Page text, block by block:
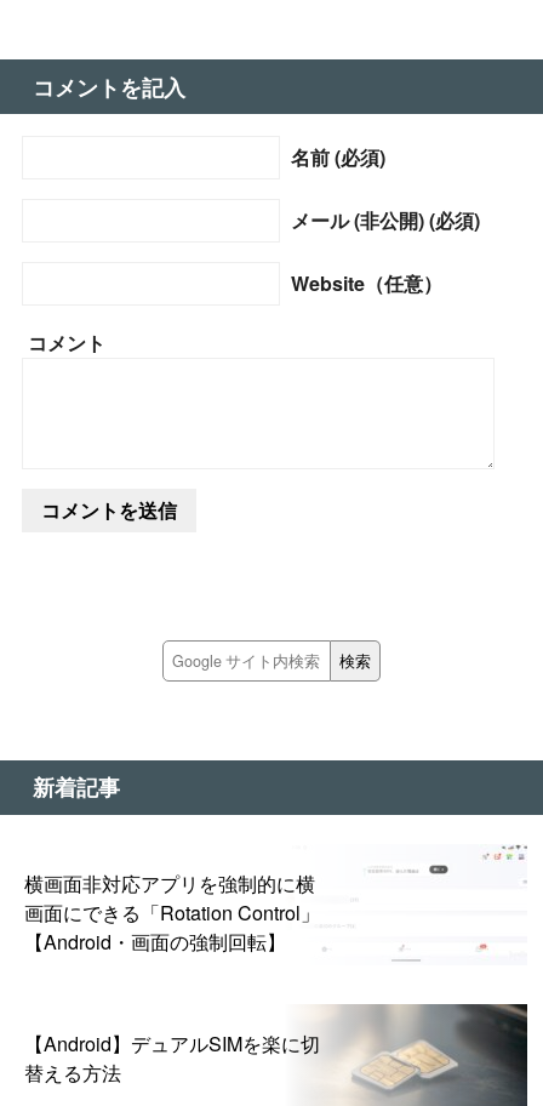
コメントを記入
名前 (必須)
メール (非公開) (必須)
Website（任意）
コメント
新着記事
横画面非対応アプリを強制的に横
画面にできる「Rotation Control」
【Android・画面の強制回転】
【Android】デュアルSIMを楽に切
替える方法